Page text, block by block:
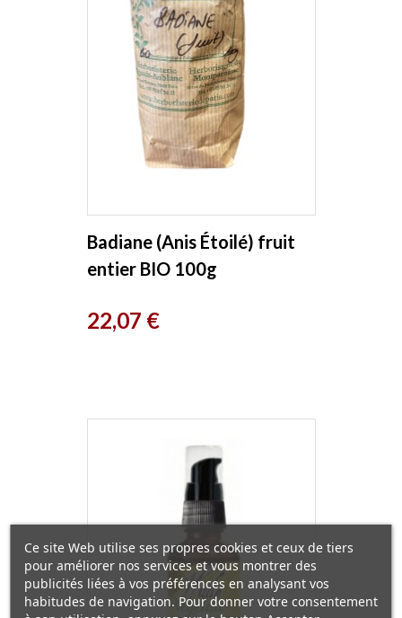
Badiane (Anis Étoilé) fruit
entier BIO 100g
Prix
22,07 €
Ce site Web utilise ses propres cookies et ceux de tiers
pour améliorer nos services et vous montrer des
publicités liées à vos préférences en analysant vos
habitudes de navigation. Pour donner votre consentement